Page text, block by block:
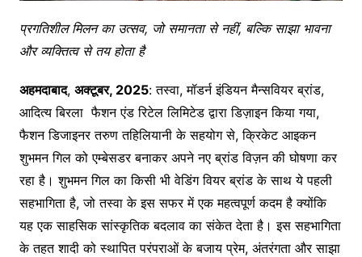
प्रगतिशील मिलन का उत्सव, जो समानता से नहीं, बल्कि साझा भावना
और व्यक्तित्व से तय होता है
अहमदाबाद, अक्टूबर, 2025: तस्वा, मॉडर्न इंडियन मैन्सवियर ब्रांड,
आदित्य बिरला फैशन एंड रिटेल लिमिटेड द्वारा डिज़ाइन किया गया,
फैशन डिजाइनर तरुण तहिलियानी के सहयोग से, क्रिकेट आइकन
शुभमन गिल को एम्बेसडर बनाकर अपने नए ब्रांड विज़न की घोषणा कर
रहा है। शुभमन गिल का किसी भी वेडिंग वियर ब्रांड के साथ ये पहली
सहभागिता है, जो तस्वा के इस सफर में एक महत्वपूर्ण कदम है क्योंकि
यह एक साहसिक सांस्कृतिक बदलाव का संकेत देता है। इस सहभागिता
के तहत शादी को स्थापित परंपराओं के बजाय प्रेम, अंतरंगता और साझा